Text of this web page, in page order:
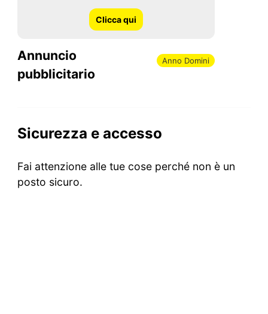
Clicca qui
Annuncio
pubblicitario
Anno Domini
Sicurezza e accesso
Fai attenzione alle tue cose perché non è un
posto sicuro.